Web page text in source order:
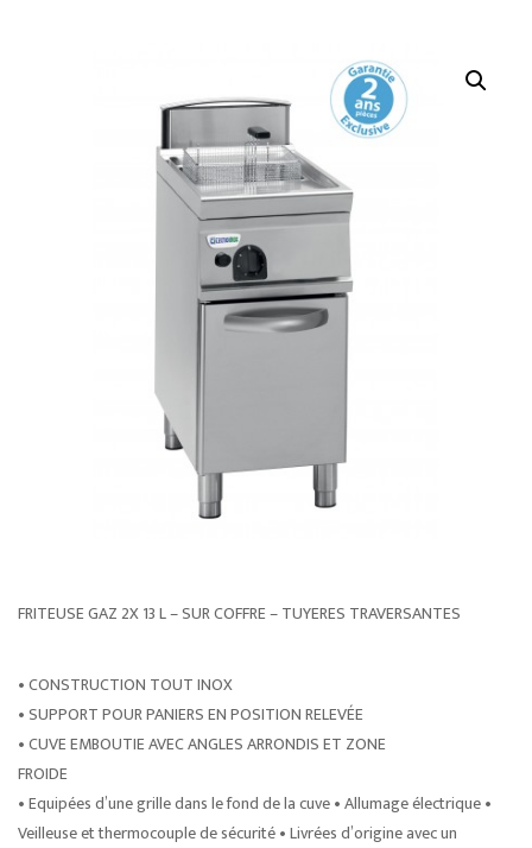
FRITEUSE GAZ 2X 13 L – SUR COFFRE – TUYERES TRAVERSANTES
• CONSTRUCTION TOUT INOX
• SUPPORT POUR PANIERS EN POSITION RELEVÉE
• CUVE EMBOUTIE AVEC ANGLES ARRONDIS ET ZONE
FROIDE
• Equipées d’une grille dans le fond de la cuve • Allumage électrique •
Veilleuse et thermocouple de sécurité • Livrées d’origine avec un